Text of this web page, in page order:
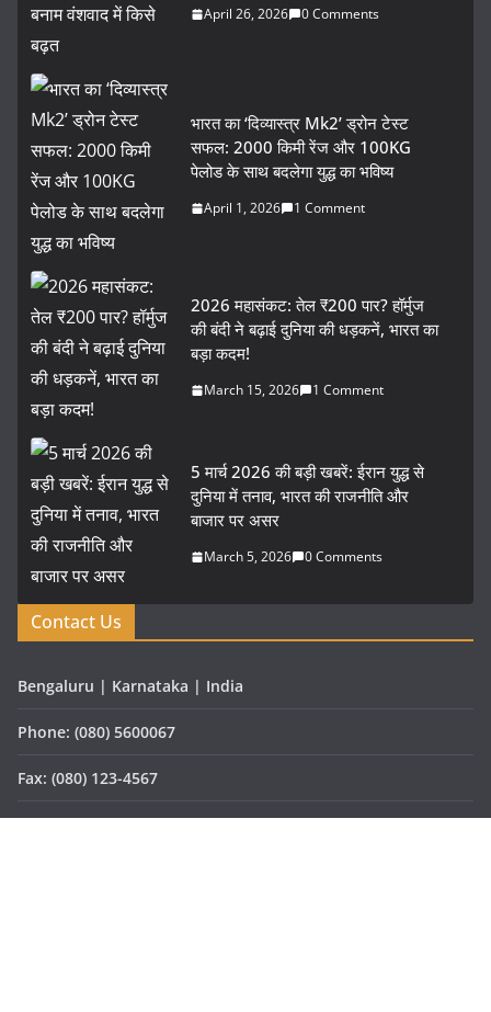
April 26, 2026 0 Comments
भारत का ‘दिव्यास्त्र Mk2’ ड्रोन टेस्ट
सफल: 2000 किमी रेंज और 100KG
पेलोड के साथ बदलेगा युद्ध का भविष्य
April 1, 2026 1 Comment
2026 महासंकट: तेल ₹200 पार? हॉर्मुज
की बंदी ने बढ़ाई दुनिया की धड़कनें, भारत का
बड़ा कदम!
March 15, 2026 1 Comment
5 मार्च 2026 की बड़ी खबरें: ईरान युद्ध से
दुनिया में तनाव, भारत की राजनीति और
बाजार पर असर
March 5, 2026 0 Comments
Contact Us
Bengaluru | Karnataka | India
Phone: (080) 5600067
Fax: (080) 123-4567
Email: vartaprabhat@gmail.com